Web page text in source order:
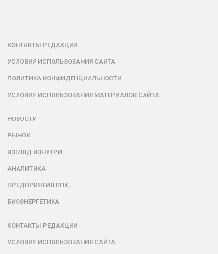
КОНТАКТЫ РЕДАКЦИИ
УСЛОВИЯ ИСПОЛЬЗОВАНИЯ САЙТА
ПОЛИТИКА КОНФИДЕНЦИАЛЬНОСТИ
УСЛОВИЯ ИСПОЛЬЗОВАНИЯ МАТЕРИАЛОВ САЙТА
НОВОСТИ
РЫНОК
ВЗГЛЯД ИЗНУТРИ
АНАЛИТИКА
ПРЕДПРИЯТИЯ ЛПК
БИОЭНЕРГЕТИКА
КОНТАКТЫ РЕДАКЦИИ
УСЛОВИЯ ИСПОЛЬЗОВАНИЯ САЙТА